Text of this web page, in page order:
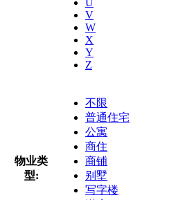
V
W
X
Y
Z
物业类
型:
不限
普通住宅
公寓
商住
商铺
别墅
写字楼